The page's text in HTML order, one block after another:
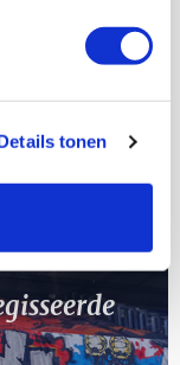
tonen